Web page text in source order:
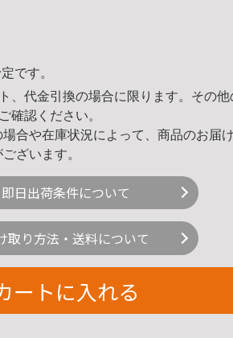
です。
、代金引換の場合に限ります。その他
確認ください。
合や在庫状況によって、商品のお届
ざいます。
即日出荷条件について
取り方法・送料について
ートに入れる